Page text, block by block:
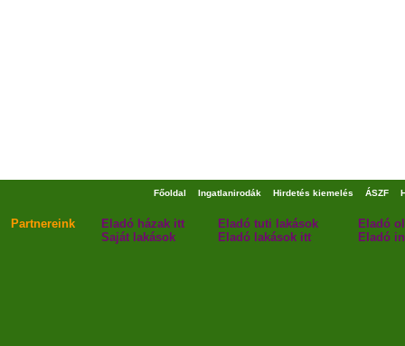
Főoldal Ingatlanirodák Hirdetés kiemelés ÁSZF
Partnereink Eladó házak itt Eladó tuti lakások
Eladó
Saját lakások
Eladó lakások itt Eladó